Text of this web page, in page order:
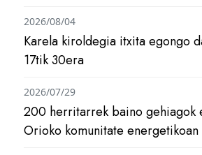
Karela kiroldegia itxita egongo
17tik 30era
2026/08/04
200 herritarrek baino gehiagok
Orioko komunitate energetikoan
2026/07/29